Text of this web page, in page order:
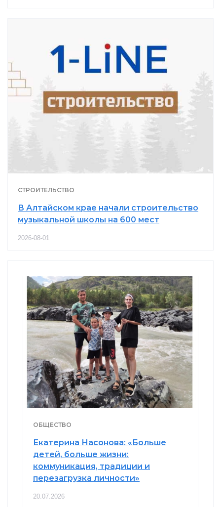
СТРОИТЕЛЬСТВО
В Алтайском крае начали строительство
музыкальной школы на 600 мест
2026-08-01
ОБЩЕСТВО
Екатерина Насонова: «Больше
детей, больше жизни:
коммуникация, традиции и
перезагрузка личности»
20.07.2026